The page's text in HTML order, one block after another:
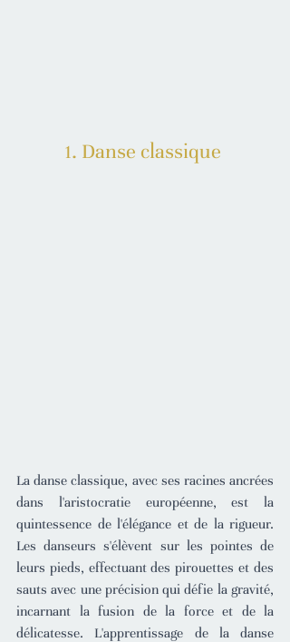
1. Danse classique
La danse classique, avec ses racines ancrées
dans l'aristocratie européenne, est la
quintessence de l'élégance et de la rigueur.
Les danseurs s'élèvent sur les pointes de
leurs pieds, effectuant des pirouettes et des
sauts avec une précision qui défie la gravité,
incarnant la fusion de la force et de la
délicatesse. L'apprentissage de la danse